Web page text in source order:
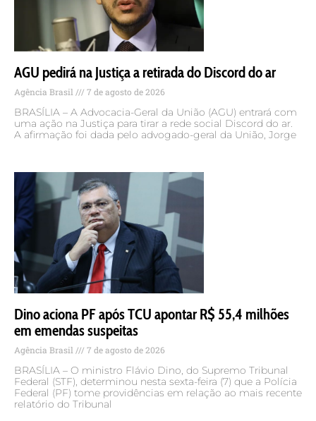
AGU pedirá na Justiça a retirada do Discord do ar
Agência Brasil 7 de agosto de 2026
BRASÍLIA – A Advocacia-Geral da União (AGU) entrará com
uma ação na Justiça para tirar a rede social Discord do ar.
A afirmação foi dada pelo advogado-geral da União, Jorge
Dino aciona PF após TCU apontar R$ 55,4 milhões
em emendas suspeitas
Agência Brasil 7 de agosto de 2026
BRASÍLIA – O ministro Flávio Dino, do Supremo Tribunal
Federal (STF), determinou nesta sexta-feira (7) que a Polícia
Federal (PF) tome providências em relação ao mais recente
relatório do Tribunal